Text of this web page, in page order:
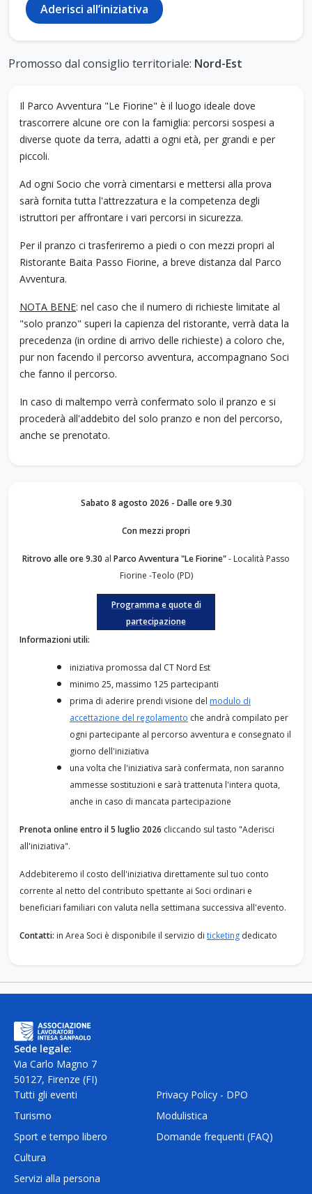
Aderisci all’iniziativa
Promosso dal consiglio territoriale: Nord-Est
Il Parco Avventura "Le Fiorine" è il luogo ideale dove
trascorrere alcune ore con la famiglia: percorsi sospesi a
diverse quote da terra, adatti a ogni età, per grandi e per
piccoli.
Ad ogni Socio che vorrà cimentarsi e mettersi alla prova
sarà fornita tutta l'attrezzatura e la competenza degli
istruttori per affrontare i vari percorsi in sicurezza.
Per il pranzo ci trasferiremo a piedi o con mezzi propri al
Ristorante Baita Passo Fiorine, a breve distanza dal Parco
Avventura.
NOTA BENE: nel caso che il numero di richieste limitate al
"solo pranzo" superi la capienza del ristorante, verrà data la
precedenza (in ordine di arrivo delle richieste) a coloro che,
pur non facendo il percorso avventura, accompagnano Soci
che fanno il percorso.
In caso di maltempo verrà confermato solo il pranzo e si
procederà all'addebito del solo pranzo e non del percorso,
anche se prenotato.
Sabato 8 agosto 2026 - Dalle ore 9.30
Con mezzi propri
Ritrovo alle ore 9.30 al Parco Avventura "Le Fiorine"- Località Passo
Fiorine -Teolo (PD)
Programma e quote di
partecipazione
Informazioni utili:
iniziativa promossa dal CT Nord Est
minimo 25, massimo 125 partecipanti
prima di aderire prendi visione del modulo di
accettazione del regolamento che andrà compilato per
ogni partecipante al percorso avventura e consegnato il
giorno dell'iniziativa
una volta che l'iniziativa sarà confermata, non saranno
ammesse sostituzioni e sarà trattenuta l'intera quota,
anche in caso di mancata partecipazione
Prenota online entro il 5 luglio 2026 cliccando sul tasto "Aderisci
all'iniziativa".
Addebiteremo il costo dell'iniziativa direttamente sul tuo conto
corrente al netto del contributo spettante ai Soci ordinari e
beneficiari familiari con valuta nella settimana successiva all'evento.
Contatti: in Area Soci è disponibile il servizio di ticketing dedicato
Sede legale:
Via Carlo Magno 7
50127, Firenze (FI)
Tutti gli eventi
Turismo
Sport e tempo libero
Cultura
Servizi alla persona
Privacy Policy - DPO
Modulistica
Domande frequenti (FAQ)